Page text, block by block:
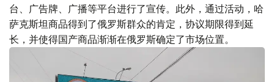
台、广告牌、广播等平台进行了宣传。此外，通过活动，哈
萨克斯坦商品得到了俄罗斯群众的肯定，协议期限得到延
长，并使得国产商品渐渐在俄罗斯确定了市场位置。